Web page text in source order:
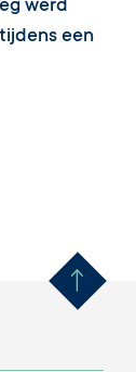
werd
een
Remonter